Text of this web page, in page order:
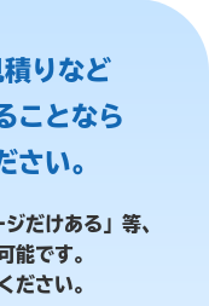
りなど
ことなら
さい。
だけある」等、
能です。
ださい。